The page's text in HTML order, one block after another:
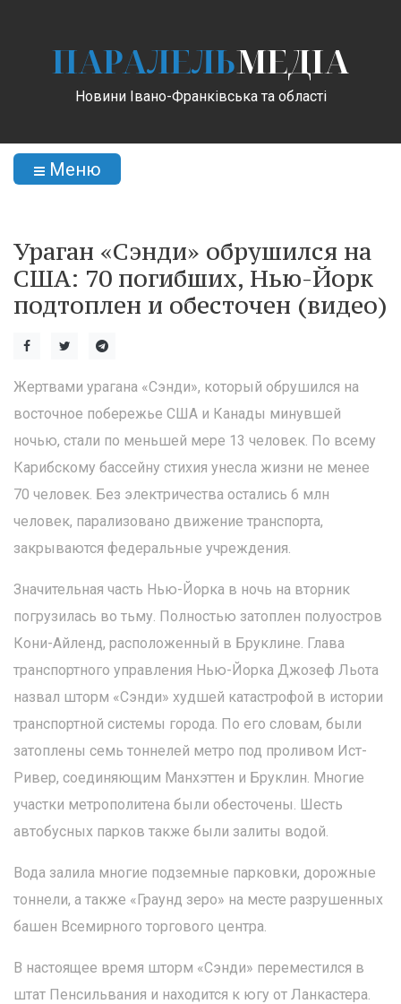
ПАРАЛЕЛЬМЕДІА
Новини Івано-Франківська та області
Меню
Ураган «Сэнди» обрушился на
США: 70 погибших, Нью-Йорк
подтоплен и обесточен (видео)
Жертвами урагана «Сэнди», который обрушился на
восточное побережье США и Канады минувшей
ночью, стали по меньшей мере 13 человек. По всему
Карибскому бассейну стихия унесла жизни не менее
70 человек. Без электричества остались 6 млн
человек, парализовано движение транспорта,
закрываются федеральные учреждения.
Значительная часть Нью-Йорка в ночь на вторник
погрузилась во тьму. Полностью затоплен полуостров
Кони-Айленд, расположенный в Бруклине. Глава
транспортного управления Нью-Йорка Джозеф Льота
назвал шторм «Сэнди» худшей катастрофой в истории
транспортной системы города. По его словам, были
затоплены семь тоннелей метро под проливом Ист-
Ривер, соединяющим Манхэттен и Бруклин. Многие
участки метрополитена были обесточены. Шесть
автобусных парков также были залиты водой.
Вода залила многие подземные парковки, дорожные
тоннели, а также «Граунд зеро» на месте разрушенных
башен Всемирного торгового центра.
В настоящее время шторм «Сэнди» переместился в
штат Пенсильвания и находится к югу от Ланкастера.